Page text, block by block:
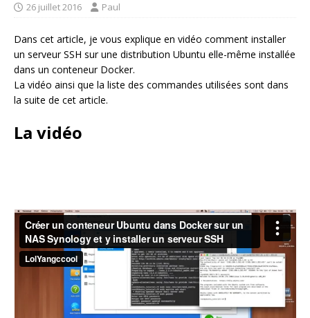
26 juillet 2016 Paul
Dans cet article, je vous explique en vidéo comment installer
un serveur SSH sur une distribution Ubuntu elle-même installée
dans un conteneur Docker.
La vidéo ainsi que la liste des commandes utilisées sont dans
la suite de cet article.
La vidéo